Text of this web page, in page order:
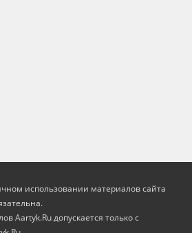
использовании материалов сайта
Aartyk.Ru допускается только с